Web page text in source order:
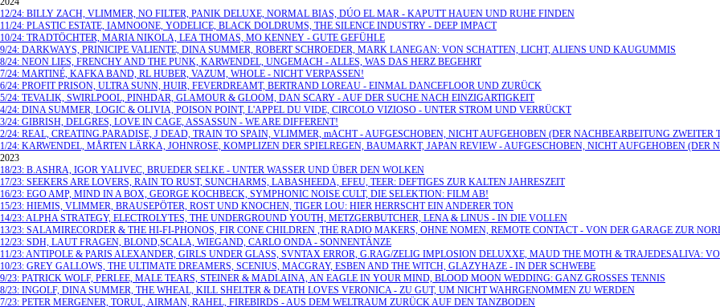
12/24: BILLY ZACH, VLIMMER, NO FILTER, PANIK DELUXE, NORMAL BIAS, DÚO EL MAR - KAPUTT HAUEN UND RUHE FINDEN
11/24: PLASTIC ESTATE, IAMNOONE, YODELICE, BLACK DOLDRUMS, THE SILENCE INDUSTRY - DEEP IMPACT
10/24: TRADTÖCHTER, MARIA NIKOLA, LEA THOMAS, MO KENNEY - GUTE GEFÜHLE
9/24: DARKWAYS, PRINICIPE VALIENTE, DINA SUMMER, ROBERT SCHROEDER, MARK LANEGAN: VON SCHATTEN, LICHT, ALIENS UND KAUGUMMIS
8/24: NEON LIES, FRENCHY AND THE PUNK, KARWENDEL, UNGEMACH - ALLES, WAS DAS HERZ BEGEHRT
7/24: MARTINÉ, KAFKA BAND, RL HUBER, VAZUM, WHOLE - NICHT VERPASSEN!
6/24: PROFIT PRISON, ULTRA SUNN, HUIR, FEVERDREAMT, BERTRAND LOREAU - EINMAL DANCEFLOOR UND ZURÜCK
5/24: TEVALIK, SWIRLPOOL, PINHDAR, GLAMOUR & GLOOM, DAN SCARY - AUF DER SUCHE NACH EINZIGARTIGKEIT
4/24: DINA SUMMER, LOGIC & OLIVIA, POISON POINT, L'APPEL DU VIDE, CIRCOLO VIZIOSO - UNTER STROM UND VERRÜCKT
3/24: GIBRISH, DELGRES, LOVE IN CAGE, ASSASSUN - WE ARE DIFFERENT!
2/24: REAL, CREATING.PARADISE, J DEAD, TRAIN TO SPAIN, VLIMMER, mACHT - AUFGESCHOBEN, NICHT AUFGEHOBEN (DER NACHBEARBEITUNG ZWEITER
1/24: KARWENDEL, MÅRTEN LÄRKA, JOHNROSE, KOMPLIZEN DER SPIELREGEN, BAUMARKT, JAPAN REVIEW - AUFGESCHOBEN, NICHT AUFGEHOBEN (DER
2023
18/23: B.ASHRA, IGOR YALIVEC, BRUEDER SELKE - UNTER WASSER UND ÜBER DEN WOLKEN
17/23: SEEKERS ARE LOVERS, RAIN TO RUST, SUNCHARMS, LABASHEEDA, EFEU, TEER: DEFTIGES ZUR KALTEN JAHRESZEIT
16/23: EGO AMP, MIND IN A BOX, GEORGE KOCHBECK, SYMPHONIC NOISE CULT, DIE SELEKTION: FILM AB!
15/23: HIEMIS, VLIMMER, BRAUSEPÖTER, ROST UND KNOCHEN, TIGER LOU: HIER HERRSCHT EIN ANDERER TON
14/23: ALPHA STRATEGY, ELECTROLYTES, THE UNDERGROUND YOUTH, METZGERBUTCHER, LENA & LINUS - IN DIE VOLLEN
13/23: SALAMIRECORDER & THE HI-FI-PHONOS, FIR CONE CHILDREN ,THE RADIO MAKERS, OHNE NOMEN, REMOTE CONTACT - VON DER GARAGE ZUR
12/23: SDH, LAUT FRAGEN, BLOND,SCALA, WIEGAND, CARLO ONDA - SONNENTÄNZE
11/23: ANTIPOLE & PARIS ALEXANDER, GIRLS UNDER GLASS, SVNTAX ERROR, G.RAG/ZELIG IMPLOSION DELUXXE, MAUD THE MOTH & TRAJEDESALIVA:
10/23: GREY GALLOWS, THE ULTIMATE DREAMERS, SCENIUS, MACGRAY, ESBEN AND THE WITCH, GLAZYHAZE - IN DER SCHWEBE
9/23: PATRICK WOLF, PERLEE, MALE TEARS, STEINER & MADLAINA, AN EAGLE IN YOUR MIND, BLOOD MOON WEDDING: GANZ GROSSES TENNIS
8/23: INGOLF, DINA SUMMER, THE WHEAL, KILL SHELTER & DEATH LOVES VERONICA - ZU GUT, UM NICHT WAHRGENOMMEN ZU WERDEN
7/23: PETER MERGENER, TORUL, AIRMAN, RAHEL, FIREBIRDS - AUS DEM WELTRAUM ZURÜCK AUF DEN TANZBODEN